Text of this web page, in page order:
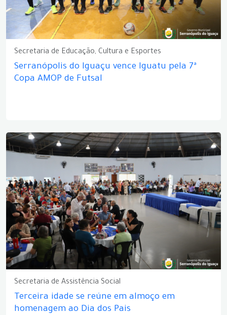
Secretaria de Educação, Cultura e Esportes
Serranópolis do Iguaçu vence Iguatu pela 7ª
Copa AMOP de Futsal
Secretaria de Assistência Social
Terceira idade se reúne em almoço em
homenagem ao Dia dos Pais